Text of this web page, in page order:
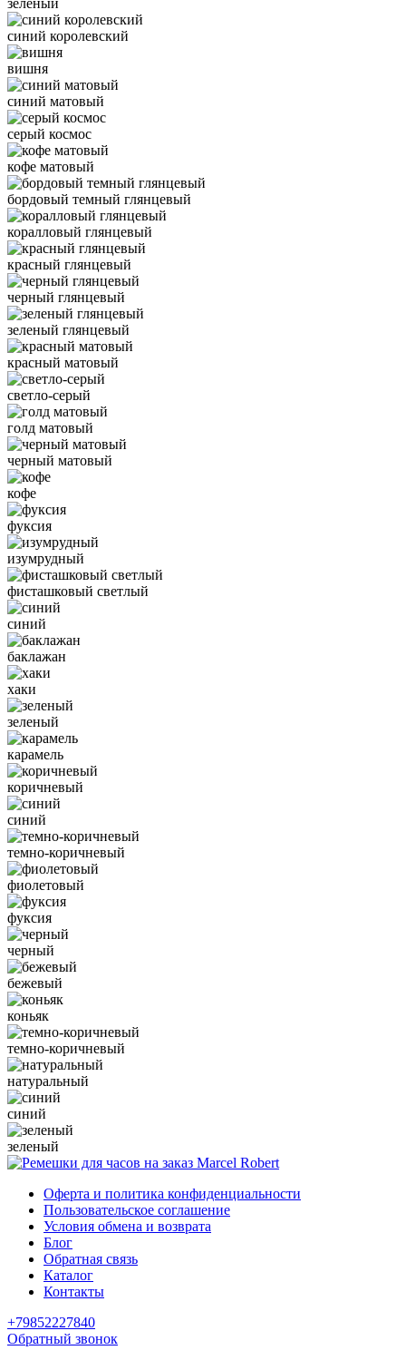
синий королевский
вишня
синий матовый
серый космос
кофе матовый
бордовый темный глянцевый
коралловый глянцевый
красный глянцевый
черный глянцевый
зеленый глянцевый
красный матовый
светло-серый
голд матовый
черный матовый
кофе
фуксия
изумрудный
фисташковый светлый
синий
баклажан
хаки
зеленый
карамель
коричневый
синий
темно-коричневый
фиолетовый
фуксия
черный
бежевый
коньяк
темно-коричневый
натуральный
синий
зеленый
Оферта и политика конфиденциальности
Пользовательское соглашение
Условия обмена и возврата
Блог
Обратная связь
Каталог
Контакты
+79852227840
Обратный звонок